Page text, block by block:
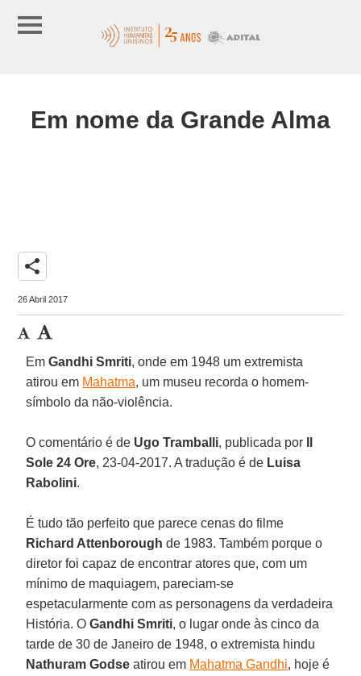
Em nome da Grande Alma
share
26 Abril 2017
EmGandhi Smriti, onde em 1948 um extremista
atirou em Mahatma, um museu recorda o homem-
símbolo da não-violência.
O comentário é de Ugo Tramballi, publicada por
Sole 24 Ore, 23-04-2017. A tradução é de Luisa
Rabolini.
É tudo tão perfeito que parece cenas do filme
Richard Attenborough de 1983. Também porque o
diretor foi capaz de encontrar atores que, com um
mínimo de maquiagem, pareciam-se
espetacularmente com as personagens da verdadeira
História. OGandhi Smriti, o lugar onde às cinco da
tarde de 30 de Janeiro de 1948, o extremista hindu
Nathuram Godse atirou em Mahatma Gandhi, hoje é